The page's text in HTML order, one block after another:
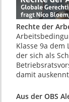
Rechte der
Klasse 9a dem
der sich als
damit
Aus der OBS